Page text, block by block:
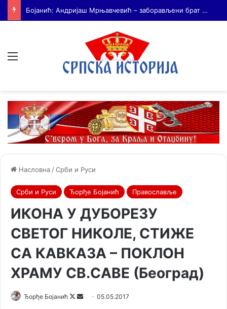
На Дражин дан у Лондону обележено 80. година од мучког убиства генерала Драгољуба Драже Михаиловића
Насловна /Срби и Руси
Срби и Руси Ђорђе Бојанић Православље
ИКОНА У ДУБОРЕЗУ
СВЕТОГ НИКОЛЕ, СТИЖЕ
СА КАВКАЗА – ПОКЛОН
ХРАМУ СВ.САВЕ (Београд)
Ђорђе Бојанић
F
05.05.2017